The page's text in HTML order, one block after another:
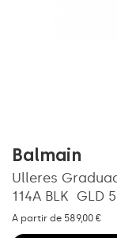
Balmain
Ulleres
114A BLK ­ GLD
A partir de 589,00 €